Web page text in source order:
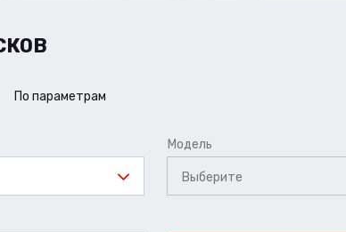
По параметрам
Модель
Выберите